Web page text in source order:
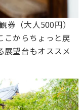
券（大人500円）
こからちょっと戻
展望台もオススメ